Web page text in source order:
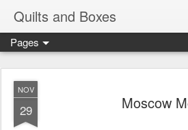
Quilts and Boxes
Pages
NOV
29 Moscow